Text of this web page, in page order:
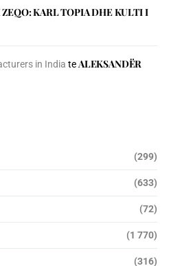
KARL TOPIA DHE KULTI I
in India teALEKSANDËR
(299)
(633)
(72)
(1 770)
(316)